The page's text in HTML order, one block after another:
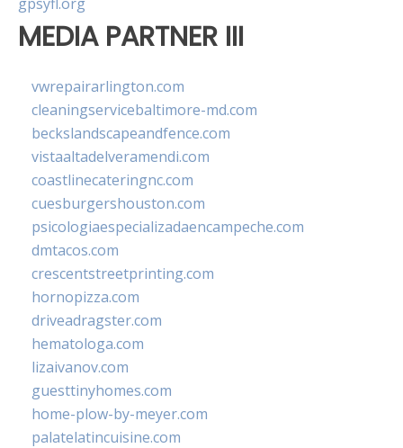
MEDIA PARTNER III
vwrepairarlington.com
cleaningservicebaltimore-md.com
beckslandscapeandfence.com
vistaaltadelveramendi.com
coastlinecateringnc.com
cuesburgershouston.com
psicologiaespecializadaencampeche.com
dmtacos.com
crescentstreetprinting.com
hornopizza.com
driveadragster.com
hematologa.com
lizaivanov.com
guesttinyhomes.com
home-plow-by-meyer.com
palatelatincuisine.com